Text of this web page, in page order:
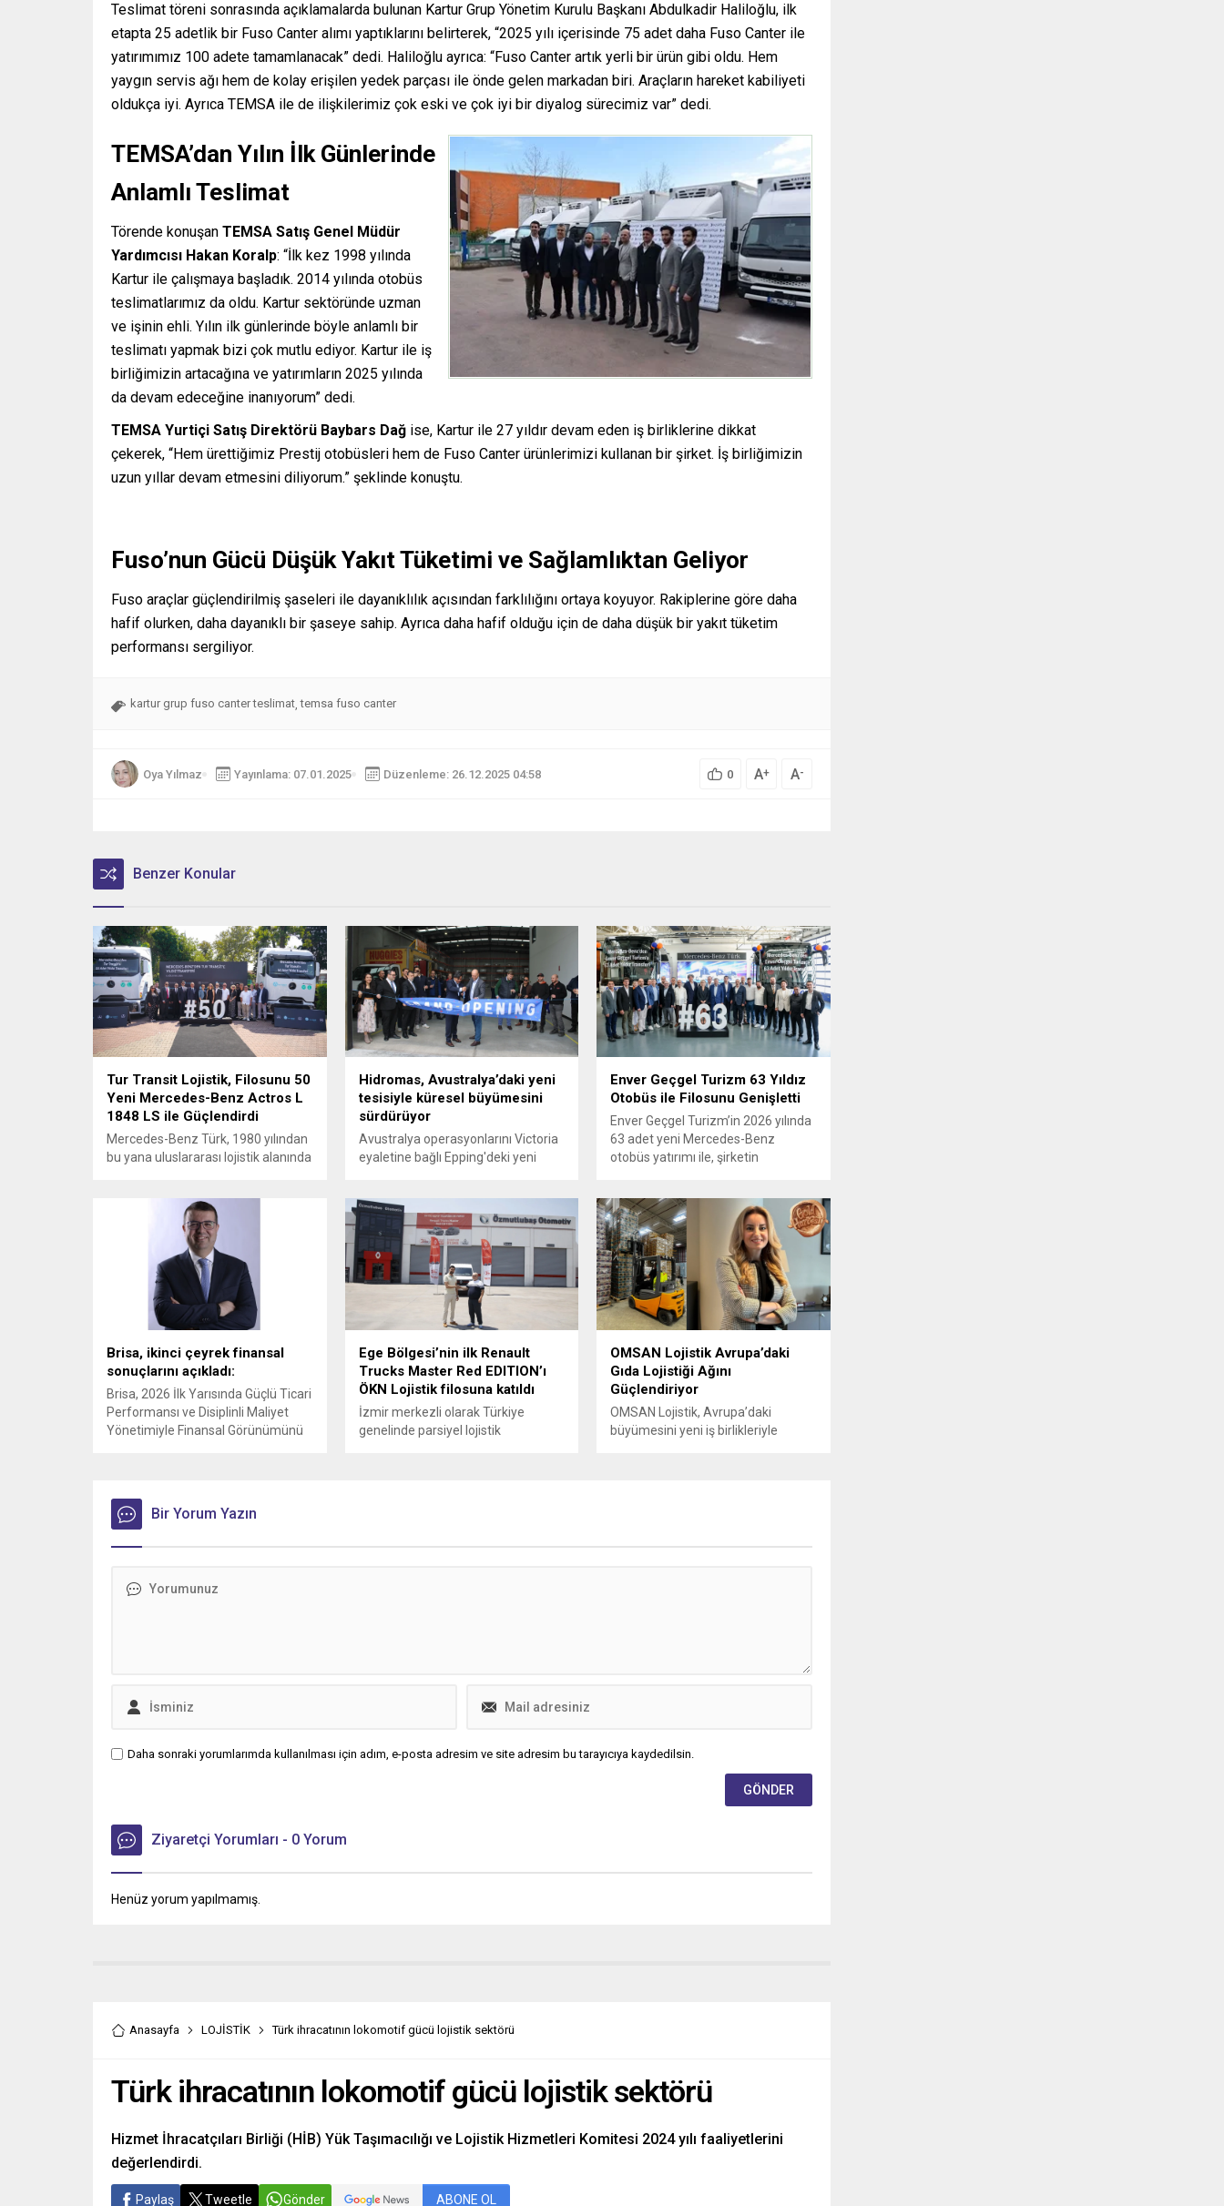
Teslimat töreni sonrasında açıklamalarda bulunan Kartur Grup Yönetim Kurulu Başkanı Abdulkadir Haliloğlu, ilk
etapta 25 adetlik bir Fuso Canter alımı yaptıklarını belirterek, “2025 yılı içerisinde 75 adet daha Fuso Canter ile
yatırımımız 100 adete tamamlanacak” dedi. Haliloğlu ayrıca: “Fuso Canter artık yerli bir ürün gibi oldu. Hem
yaygın servis ağı hem de kolay erişilen yedek parçası ile önde gelen markadan biri. Araçların hareket kabiliyeti
oldukça iyi. Ayrıca TEMSA ile de ilişkilerimiz çok eski ve çok iyi bir diyalog sürecimiz var” dedi.
TEMSA’dan Yılın İlk Günlerinde
Anlamlı Teslimat
Törende konuşan TEMSA Satış Genel Müdür
Yardımcısı Hakan Koralp: “İlk kez 1998 yılında
Kartur ile çalışmaya başladık. 2014 yılında otobüs
teslimatlarımız da oldu. Kartur sektöründe uzman
ve işinin ehli. Yılın ilk günlerinde böyle anlamlı bir
teslimatı yapmak bizi çok mutlu ediyor. Kartur ile iş
birliğimizin artacağına ve yatırımların 2025 yılında
da devam edeceğine inanıyorum” dedi.
TEMSA Yurtiçi Satış Direktörü Baybars Dağ ise, Kartur ile 27 yıldır devam eden iş birliklerine dikkat
çekerek, “Hem ürettiğimiz Prestij otobüsleri hem de Fuso Canter ürünlerimizi kullanan bir şirket. İş birliğimizin
uzun yıllar devam etmesini diliyorum.” şeklinde konuştu.
Fuso’nun Gücü Düşük Yakıt Tüketimi ve Sağlamlıktan Geliyor
Fuso araçlar güçlendirilmiş şaseleri ile dayanıklılık açısından farklılığını ortaya koyuyor. Rakiplerine göre daha
hafif olurken, daha dayanıklı bir şaseye sahip. Ayrıca daha hafif olduğu için de daha düşük bir yakıt tüketim
performansı sergiliyor.
kartur grup fuso canter teslimat,temsa fuso canter
Oya Yılmaz Yayınlama: 07.01.2025 Düzenleme: 26.12.2025 04:58 0 A+ A-
Benzer Konular
Tur Transit Lojistik, Filosunu 50
Yeni Mercedes-Benz Actros L
1848 LS ile Güçlendirdi
Mercedes-Benz Türk, 1980 yılından
bu yana uluslararası lojistik alanında
Actros L 1848 LS teslimatı
gerçekleştirdi.
Hidromas, Avustralya’daki yeni
tesisiyle küresel büyümesini
sürdürüyor
Avustralya operasyonlarını Victoria
eyaletine bağlı Epping'deki yeni
genişlemeye devam ediyor.
Enver Geçgel Turizm 63 Yıldız
Otobüs ile Filosunu Genişletti
Enver Geçgel Turizm’in 2026 yılında
63 adet yeni Mercedes-Benz
otobüs yatırımı ile, şirketin
Brisa, ikinci çeyrek finansal
sonuçlarını açıkladı:
Brisa, 2026 İlk Yarısında Güçlü Ticari
Performansı ve Disiplinli Maliyet
Yönetimiyle Finansal Görünümünü
Ege Bölgesi’nin ilk Renault
Trucks Master Red EDITION’ı
ÖKN Lojistik filosuna katıldı
İzmir merkezli olarak Türkiye
genelinde parsiyel lojistik
OMSAN Lojistik Avrupa’daki
Gıda Lojistiği Ağını
Güçlendiriyor
OMSAN Lojistik, Avrupa’daki
büyümesini yeni iş birlikleriyle
Bir Yorum Yazın
Daha sonraki yorumlarımda kullanılması için adım, e-posta adresim ve site adresim bu tarayıcıya kaydedilsin.
Ziyaretçi Yorumları - 0 Yorum
Henüz yorum yapılmamış.
Anasayfa LOJİSTİK Türk ihracatının lokomotif gücü lojistik sektörü
Türk ihracatının lokomotif gücü lojistik sektörü
Hizmet İhracatçıları Birliği (HİB) Yük Taşımacılığı ve Lojistik Hizmetleri Komitesi 2024 yılı faaliyetlerini
değerlendirdi.
Paylaş Tweetle Gönder ABONE OL